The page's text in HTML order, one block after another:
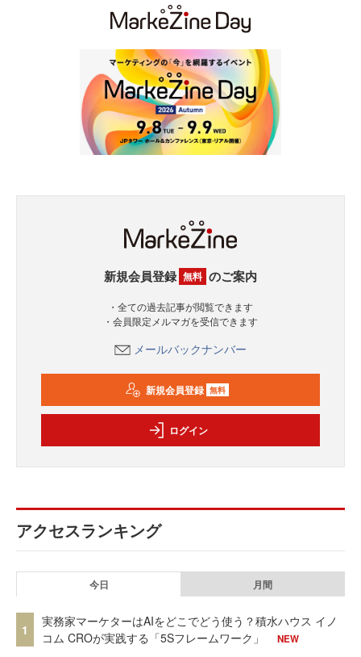
新規会員登録 無料 のご案内
・全ての過去記事が閲覧できます
・会員限定メルマガを受信できます
メールバックナンバー
新規会員登録 無料
ログイン
アクセスランキング
今日 月間
1
実務家マーケターはAIをどこでどう使う？積水ハウス イノ
コム CROが実践する「5Sフレームワーク」
NEW